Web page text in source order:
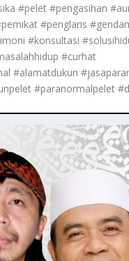
#pelet #pengasihan
#penglaris
#konsultasi
#curhat
#alamatdukun
#paranormalpelet